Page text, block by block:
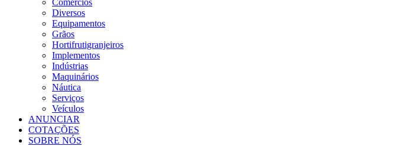
Comércios
Diversos
Equipamentos
Grãos
Hortifrutigranjeiros
Implementos
Indústrias
Maquinários
Náutica
Serviços
Veículos
ANUNCIAR
COTAÇÕES
SOBRE NÓS